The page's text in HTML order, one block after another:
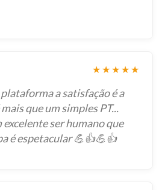
★★★★★
a satisfação é a
que um simples PT...
ser humano que
é espetacular 💪👍💪👍